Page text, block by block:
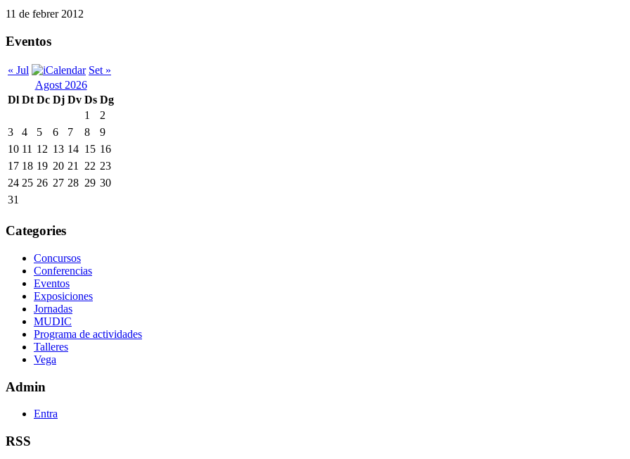
11 de febrer 2012
Eventos
« Jul
Set »
Agost 2026
Dl Dt Dc Dj Dv Ds Dg
1
2
3
4 5 6 7 8
9
10 11 12 13 14 15 16
17 18 19 20 21 22 23
24 25 26 27 28 29 30
31
Categories
Concursos
Conferencias
Eventos
Exposiciones
Jornadas
MUDIC
Programa de actividades
Talleres
Vega
Admin
Entra
RSS